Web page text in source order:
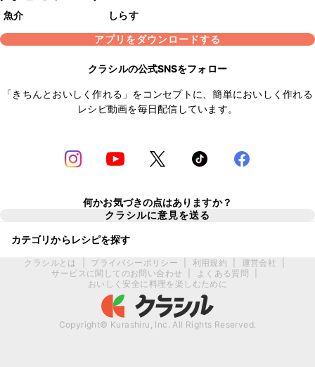
魚介
しらす
アプリをダウンロードする
クラシルの公式SNSをフォロー
「きちんとおいしく作れる」をコンセプトに、簡単においしく作れる
レシピ動画を毎日配信しています。
何かお気づきの点はありますか？
クラシルに意見を送る
カテゴリからレシピを探す
クラシルとは プライバシーポリシー 利用規約 運営会社
サービスに関してのお問い合わせ
よくある質問
おいしく安全に料理を楽しむために
Copyright© Kurashiru, Inc. All Rights Reserved.